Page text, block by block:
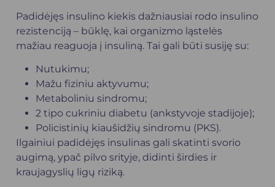
Padidėjęs insulino kiekis dažniausiai rodo insulino
rezistenciją – būklę, kai organizmo ląstelės
mažiau reaguoja į insuliną. Tai gali būti susiję su:
Nutukimu;
Mažu fiziniu aktyvumu;
Metaboliniu sindromu;
2 tipo cukriniu diabetu (ankstyvoje stadijoje);
Policistinių kiaušidžių sindromu (PKS).
Ilgainiui padidėjęs insulinas gali skatinti svorio
augimą, ypač pilvo srityje, didinti širdies ir
kraujagyslių ligų riziką.